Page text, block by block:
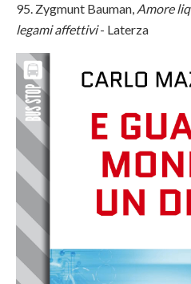
95. Zygmunt Bauman, Amore
legami affettivi- Laterza